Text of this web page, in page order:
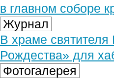
в главном соборе
Журнал
В храме святителя
Рождества» для
Фотогалерея